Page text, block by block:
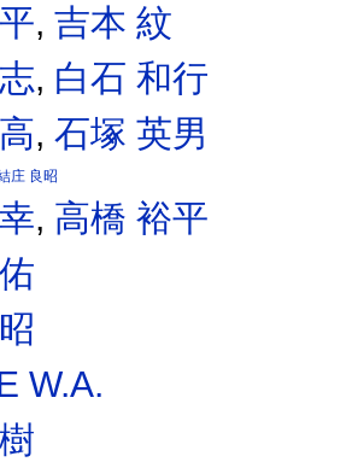
,吉本 紋
, 白石 和行
,石塚 英男
庄 良昭
, 高橋 裕平
W.A.